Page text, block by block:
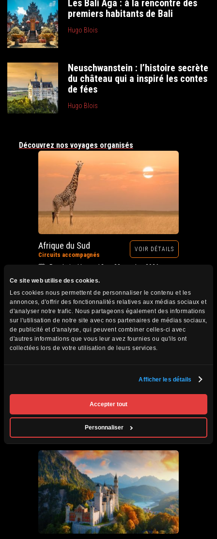
Ce site web utilise des cookies.
Les cookies nous permettent de personnaliser le contenu et les
annonces, d'offrir des fonctionnalités relatives aux médias sociaux et
d'analyser notre trafic. Nous partageons également des informations
sur l'utilisation de notre site avec nos partenaires de médias sociaux,
de publicité et d'analyse, qui peuvent combiner celles-ci avec
d'autres informations que vous leur avez fournies ou qu'ils ont
collectées lors de votre utilisation de leurs services.
Afficher les détails
Accepter tout
Personnaliser
Les Bali Aga : à la rencontre des
premiers habitants de Bali
Hugo Blois
Neuschwanstein : l’histoire secrète
du château qui a inspiré les contes
de fées
Hugo Blois
Découvrez nos voyages organisés
Afrique du Sud
Circuits accompagnés
VOIR DÉTAILS
Prochain départ : 12 au 28 octobre 2026